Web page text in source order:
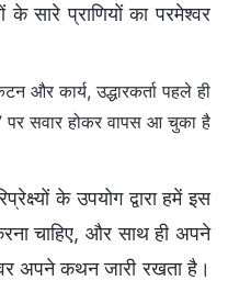
सारे प्राणियों का परमेश्वर
और कार्य, उद्धारकर्ता पहले ही
सवार होकर वापस आ चुका है
के उपयोग द्वारा हमें इस
चाहिए, और साथ ही अपने
अपने कथन जारी रखता है।